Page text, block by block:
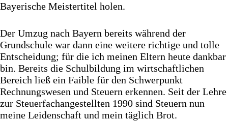
Bayerische Meistertitel holen.
Der Umzug nach Bayern bereits während der
Grundschule war dann eine weitere richtige und tolle
Entscheidung; für die ich meinen Eltern heute dankbar
bin. Bereits die Schulbildung im wirtschaftlichen
Bereich ließ ein Faible für den Schwerpunkt
Rechnungswesen und Steuern erkennen. Seit der Lehre
zur Steuerfachangestellten 1990 sind Steuern nun
meine Leidenschaft und mein täglich Brot.